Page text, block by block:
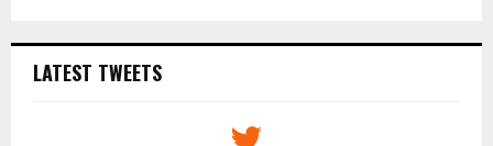
LATEST TWEETS